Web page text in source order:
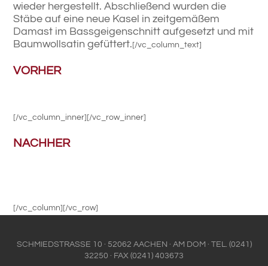
wieder hergestellt. Abschließend wurden die
Stäbe auf eine neue Kasel in zeitgemäßem
Damast im Bassgeigenschnitt aufgesetzt und mit
Baumwollsatin gefüttert.[/vc_column_text]
VORHER
[/vc_column_inner][/vc_row_inner]
NACHHER
[/vc_column][/vc_row]
SCHMIEDSTRASSE 10 · 52062 AACHEN · AM DOM · TEL. (0241)
32250 · FAX (0241) 403673